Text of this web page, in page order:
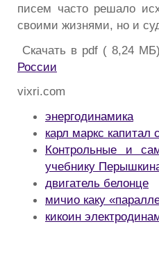
писем часто решало
своими жизнями, но и
Скачать в pdf ( 8,24
России
vixri.com
энергодинамика
карл маркс капитал
Контрольные и
учебнику
двигатель белонце
мичио каку
кикоин